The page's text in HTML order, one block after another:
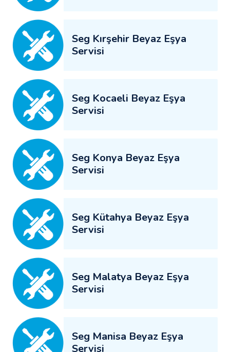
Seg Kırşehir Beyaz Eşya
Servisi
Seg Kocaeli Beyaz Eşya
Servisi
Seg Konya Beyaz Eşya
Servisi
Seg Kütahya Beyaz Eşya
Servisi
Seg Malatya Beyaz Eşya
Servisi
Seg Manisa Beyaz Eşya
Servisi